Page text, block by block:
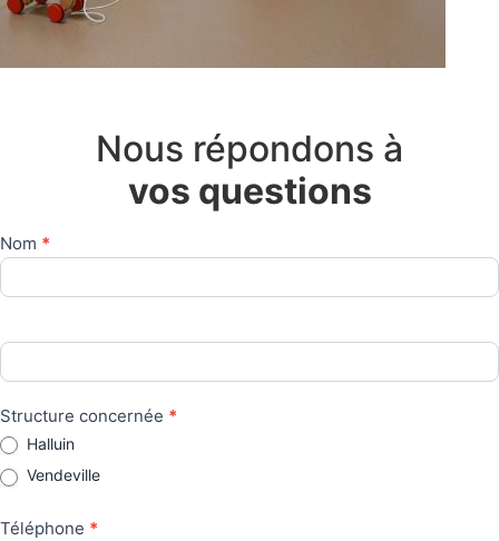
Nous répondons à
vos questions
Nous
Nom *
Structure concernée *
Halluin
Vendeville
Téléphone *